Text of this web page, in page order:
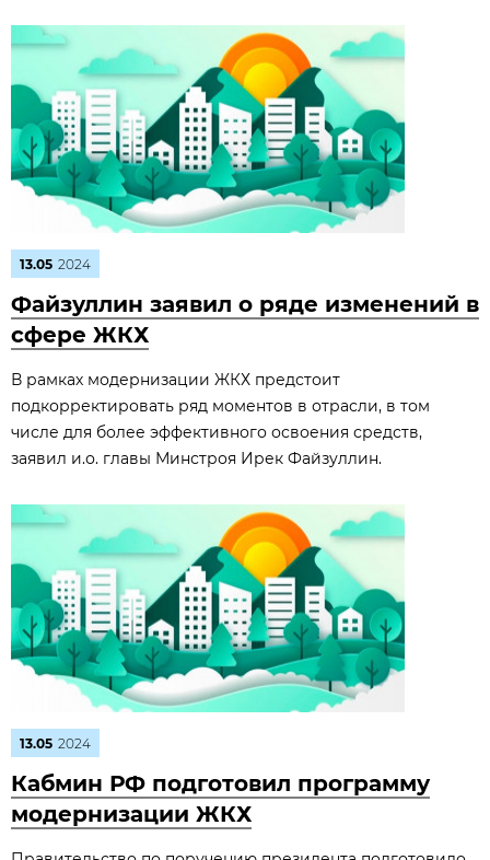
13.05 2024
Файзуллин заявил о ряде изменений в
сфере ЖКХ
В рамках модернизации ЖКХ предстоит
подкорректировать ряд моментов в отрасли, в том
числе для более эффективного освоения средств,
заявил и.о. главы Минстроя Ирек Файзуллин.
13.05 2024
Кабмин РФ подготовил программу
модернизации ЖКХ